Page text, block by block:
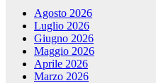
Agosto 2026
Luglio 2026
Giugno 2026
Maggio 2026
Aprile 2026
Marzo 2026